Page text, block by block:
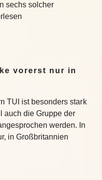
sechs solcher
vorerst nur in
TUI ist besonders stark
auch die Gruppe der
werden. In
in Großbritannien